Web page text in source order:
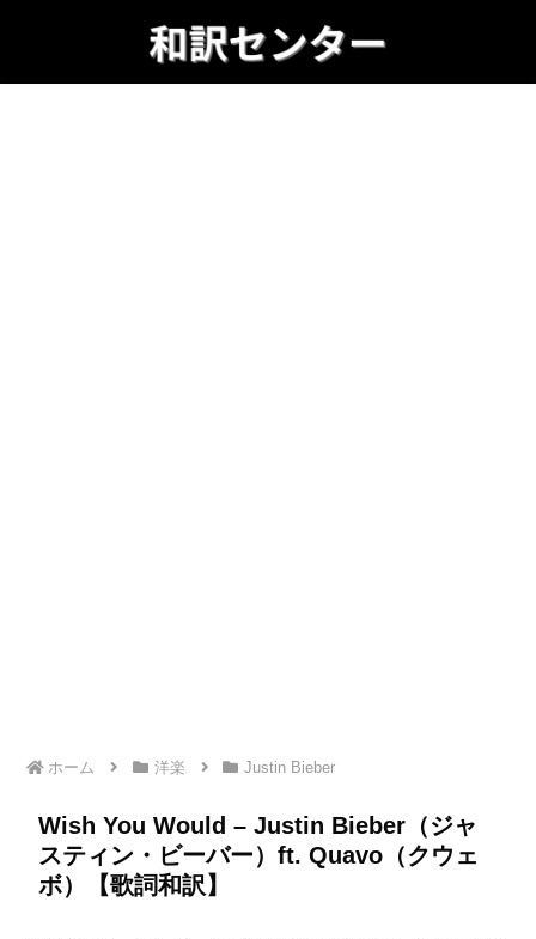
ホーム 洋楽 Justin Bieber
Wish You Would – Justin Bieber（ジャ
スティン・ビーバー）ft. Quavo（クウェ
ボ）【歌詞和訳】